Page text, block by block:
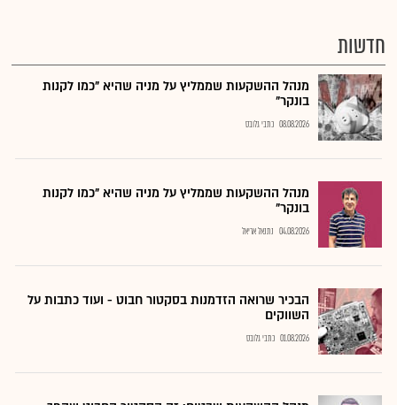
חדשות
מנהל ההשקעות שממליץ על מניה שהיא "כמו לקנות
בונקר"
08.08.2026 כתבי גלובס
מנהל ההשקעות שממליץ על מניה שהיא "כמו לקנות
בונקר"
04.08.2026 נתנאל אריאל
הבכיר שרואה הזדמנות בסקטור חבוט - ועוד כתבות על
השווקים
01.08.2026 כתבי גלובס